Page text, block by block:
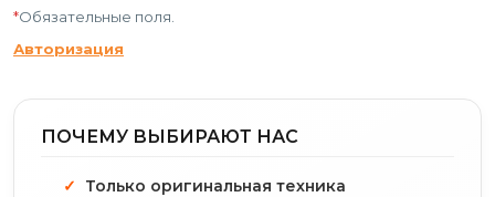
*Обязательные поля.
Авторизация
ПОЧЕМУ ВЫБИРАЮТ НАС
Только оригинальная техника